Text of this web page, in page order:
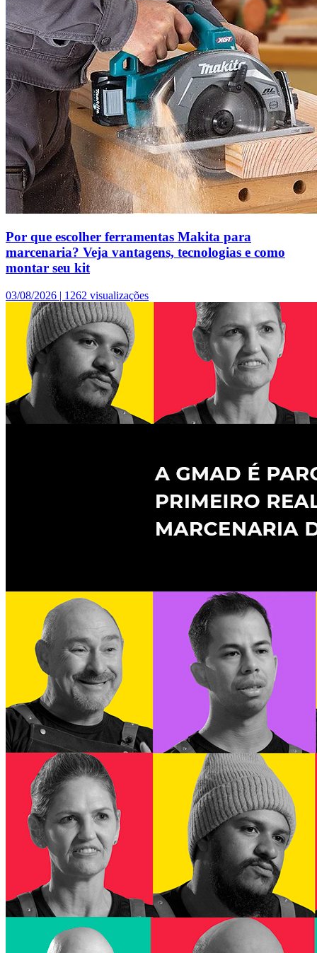
Por que escolher ferramentas Makita para
marcenaria? Veja vantagens, tecnologias e como
montar seu kit
03/08/2026 | 1262 visualizações